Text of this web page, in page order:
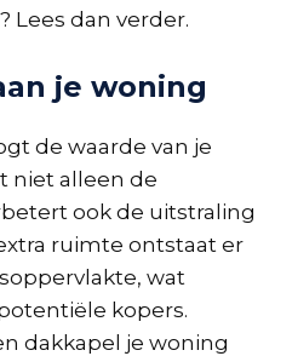
Lees dan verder.
je woning
de waarde van je
niet alleen de
ook de uitstraling
ruimte ontstaat er
wat
kopers.
dakkapel je woning